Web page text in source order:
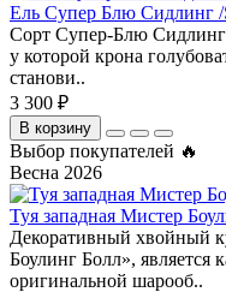
Ель Супер Блю Сидлинг /
Сорт Супер-Блю Сидлинг
у которой крона
станови..
3 300 ₽
В корзину
Выбор покупателей 🔥
Весна 2026
Туя западная Мистер
Декоративный хвойный
Боулинг Болл», является
оригинальной шарооб..